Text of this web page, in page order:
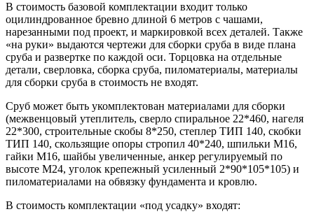
В стоимость базовой комплектации входит только
оцилиндрованное бревно длиной 6 метров с чашами,
нарезанными под проект, и маркировкой всех деталей. Также
«на руки» выдаются чертежи для сборки сруба в виде плана
сруба и развертке по каждой оси. Торцовка на отдельные
детали, сверловка, сборка сруба, пиломатериалы, материалы
для сборки сруба в стоимость не входят.
Сруб может быть укомплектован материалами для сборки
(межвенцовый утеплитель, сверло спиральное 22*460, нагеля
22*300, строительные скобы 8*250, степлер ТИП 140, скобки
ТИП 140, скользящие опоры стропил 40*240, шпильки М16,
гайки М16, шайбы увеличенные, анкер регулируемый по
высоте М24, уголок крепежный усиленный 2*90*105*105) и
пиломатериалами на обвязку фундамента и кровлю.
В стоимость комплектации «под усадку» входят: